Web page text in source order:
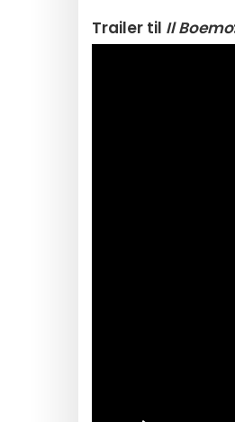
Trailer til Il Boemo